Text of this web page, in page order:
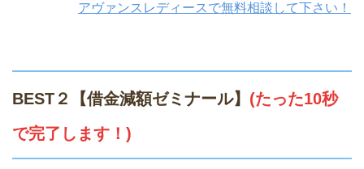
アヴァンスレディースで無料相談して下さい！
BEST２【借金減額ゼミナール】 (たった10秒
で完了します！)